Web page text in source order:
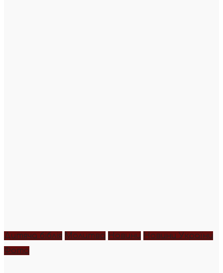
Дитяча біблія Молитва Новини Новини України
Фото